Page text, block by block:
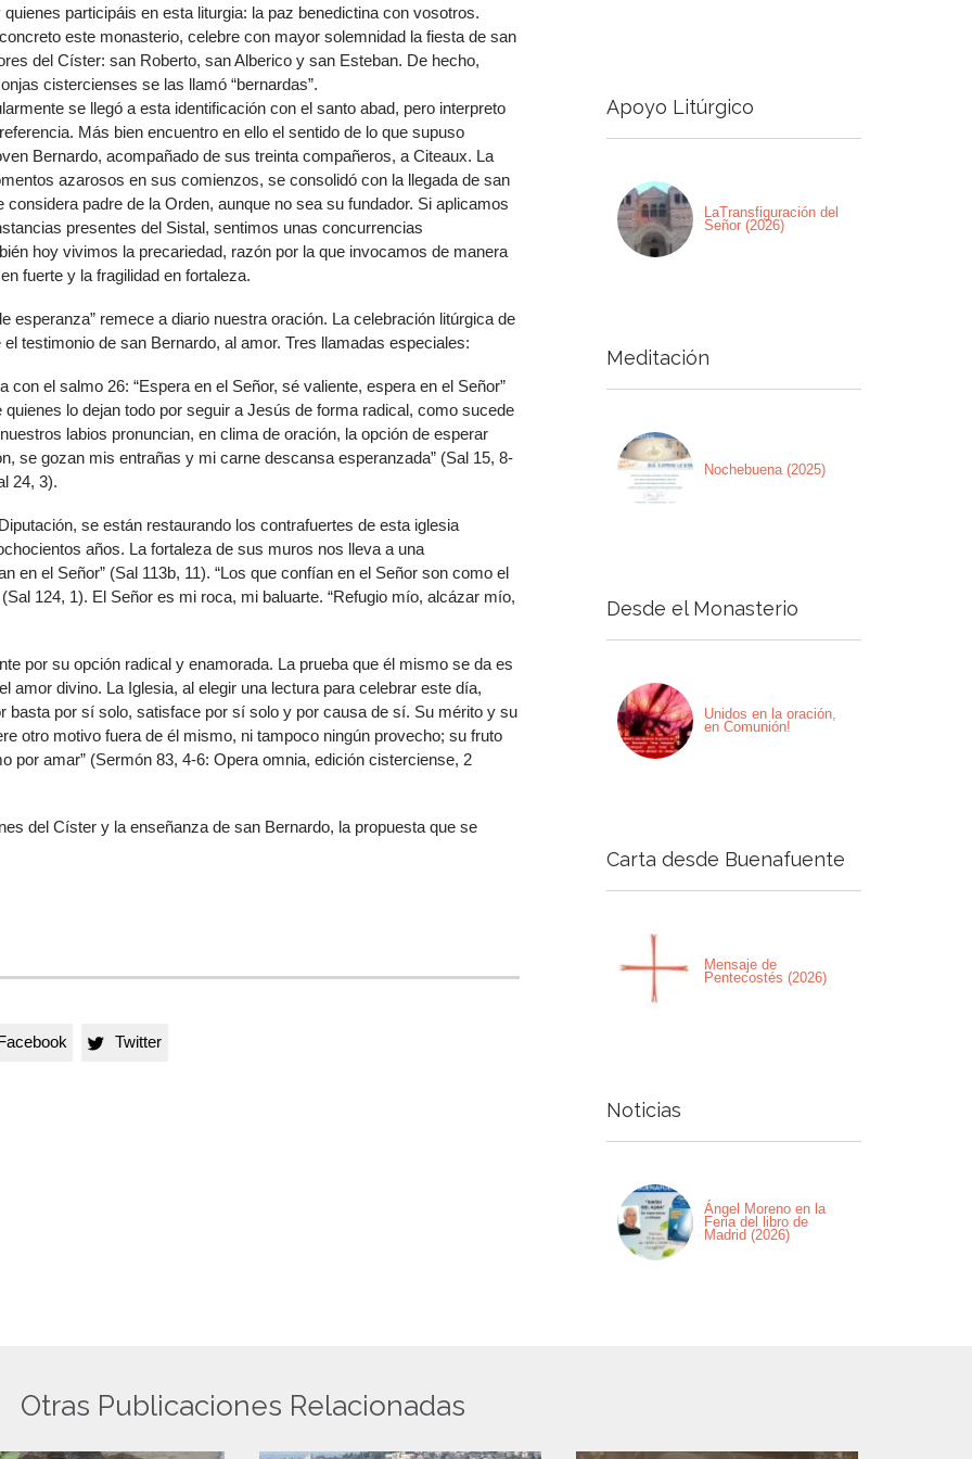
de
flecha
arriba/abajo
aumentar
o
disminuir
el
volumen.
participáis en esta liturgia: la paz benedictina con vosotros.
este monasterio, celebre con mayor solemnidad la fiesta de san
del Císter: san Roberto, san Alberico y san Esteban. De hecho,
cistercienses se las llamó “bernardas”.
se llegó a esta identificación con el santo abad, pero interpreto
Más bien encuentro en ello el sentido de lo que supuso
Bernardo, acompañado de sus treinta compañeros, a Citeaux. La
azarosos en sus comienzos, se consolidó con la llegada de san
considera padre de la Orden, aunque no sea su fundador. Si aplicamos
presentes del Sistal, sentimos unas concurrencias
hoy vivimos la precariedad, razón por la que invocamos de manera
fuerte y la fragilidad en fortaleza.
esperanza” remece a diario nuestra oración. La celebración litúrgica de
testimonio de san Bernardo, al amor. Tres llamadas especiales:
el salmo 26: “Espera en el Señor, sé valiente, espera en el Señor”
lo dejan todo por seguir a Jesús de forma radical, como sucede
labios pronuncian, en clima de oración, la opción de esperar
se gozan mis entrañas y mi carne descansa esperanzada” (Sal 15, 8-
24, 3).
se están restaurando los contrafuertes de esta iglesia
años. La fortaleza de sus muros nos lleva a una
en el Señor” (Sal 113b, 11). “Los que confían en el Señor son como el
124, 1). El Señor es mi roca, mi baluarte. “Refugio mío, alcázar mío,
por su opción radical y enamorada. La prueba que él mismo se da es
amor divino. La Iglesia, al elegir una lectura para celebrar este día,
basta por sí solo, satisface por sí solo y por causa de sí. Su mérito y su
otro motivo fuera de él mismo, ni tampoco ningún provecho; su fruto
por amar” (Sermón 83, 4-6: Opera omnia, edición cisterciense, 2
del Císter y la enseñanza de san Bernardo, la propuesta que se
 Twitter
Apoyo Litúrgico
LaTransfiguración del
Señor (2026)
Meditación
Nochebuena (2025)
Desde el Monasterio
Unidos en la oración,
en Comunión!
Carta desde Buenafuente
Mensaje de
Pentecostés (2026)
Noticias
Ángel Moreno en la
Feria del libro de
Madrid (2026)
Otras Publicaciones Relacionadas